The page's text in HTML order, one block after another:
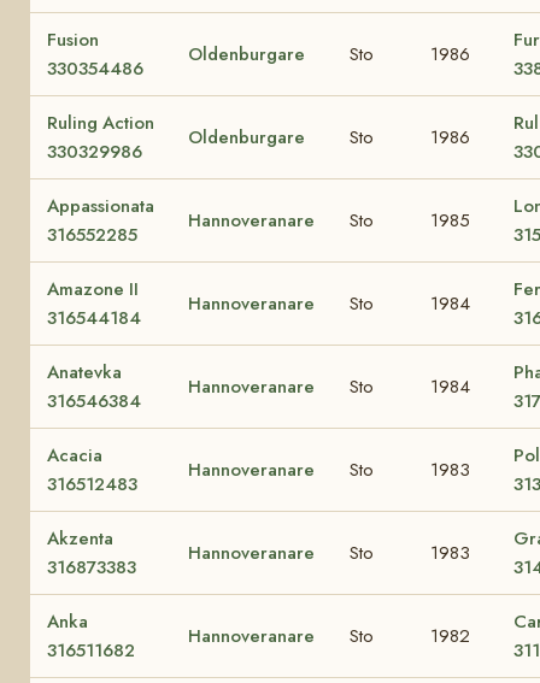
Fusion
330354486
Oldenburgare Sto 1986
Ruling Action
330329986
Oldenburgare Sto 1986
Appassionata
316552285
Hannoveranare Sto 1985
Amazone II
316544184
Hannoveranare Sto 1984
Anatevka
316546384
Hannoveranare Sto 1984
Acacia
316512483
Hannoveranare Sto 1983
Akzenta
316873383
Hannoveranare Sto 1983
Anka
316511682
Hannoveranare Sto 1982